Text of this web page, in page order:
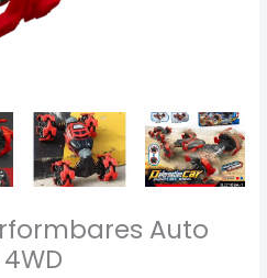
Auto